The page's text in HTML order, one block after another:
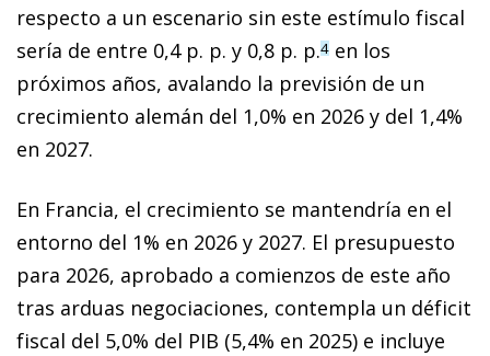
respecto a un escenario sin este estímulo fiscal
sería de entre 0,4 p. p. y 0,8 p. p.4 en los
próximos años, avalando la previsión de un
crecimiento alemán del 1,0% en 2026 y del 1,4%
en 2027.
En Francia, el crecimiento se mantendría en el
entorno del 1% en 2026 y 2027. El presupuesto
para 2026, aprobado a comienzos de este año
tras arduas negociaciones, contempla un déficit
fiscal del 5,0% del PIB (5,4% en 2025) e incluye